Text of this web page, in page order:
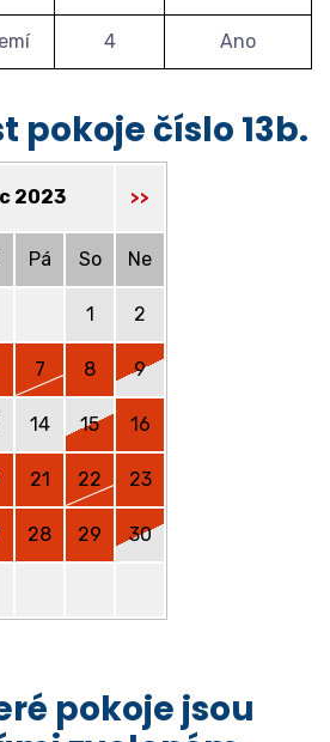
4 Ano
pokoje číslo 13b.
2023 >>
Pá So Ne
1 2
7 8 9
14 15 16
21 22 23
28 29 30
pokoje jsou